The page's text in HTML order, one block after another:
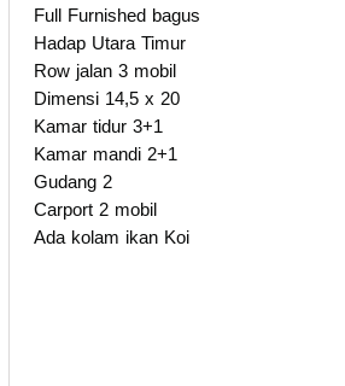
Full Furnished bagus
Hadap Utara Timur
Row jalan 3 mobil
Dimensi 14,5 x 20
Kamar tidur 3+1
Kamar mandi 2+1
Gudang 2
Carport 2 mobil
Ada kolam ikan Koi